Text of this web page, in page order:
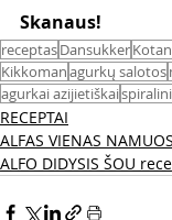
Skanaus!
receptasDansukker
Kikkomanagurkų salotos
agurkai azijietiškai
RECEPTAI
ALFAS VIENAS
ALFO DIDYSIS ŠOU